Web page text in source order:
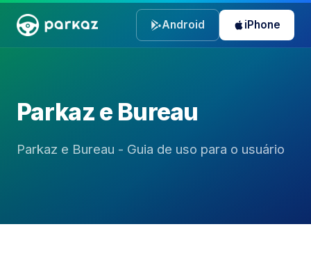
Android iPhone
Parkaz e Bureau
Parkaz e Bureau - Guia de uso para o usuário